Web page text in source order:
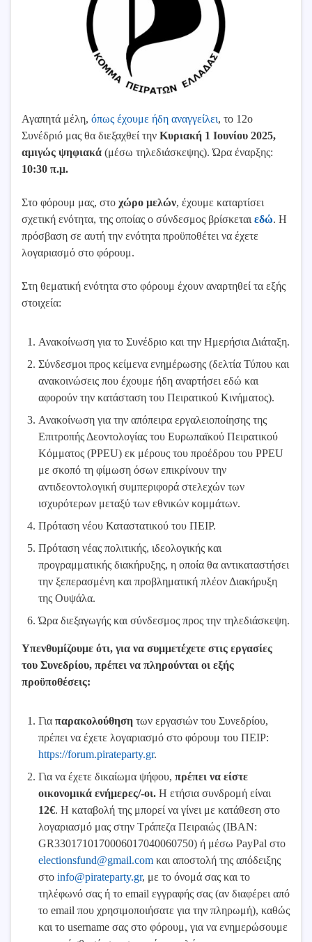
Αγαπητά μέλη, όπως έχουμε ήδη αναγγείλει, το 12ο
Συνέδριό μας θα διεξαχθεί την Κυριακή 1 Ιουνίου 2025,
αμιγώς ψηφιακά (μέσω τηλεδιάσκεψης). Ώρα έναρξης:
10:30 π.μ.
Στο φόρουμ μας, στο χώρο μελών, έχουμε καταρτίσει
σχετική ενότητα, της οποίας ο σύνδεσμος βρίσκεται εδώ. Η
πρόσβαση σε αυτή την ενότητα προϋποθέτει να έχετε
λογαριασμό στο φόρουμ.
Στη θεματική ενότητα στο φόρουμ έχουν αναρτηθεί τα εξής
στοιχεία:
Ανακοίνωση για το Συνέδριο και την Ημερήσια Διάταξη.
Σύνδεσμοι προς κείμενα ενημέρωσης (δελτία Τύπου και
ανακοινώσεις που έχουμε ήδη αναρτήσει εδώ και
αφορούν την κατάσταση του Πειρατικού Κινήματος).
Ανακοίνωση για την απόπειρα εργαλειοποίησης της
Επιτροπής Δεοντολογίας του Ευρωπαϊκού Πειρατικού
Κόμματος (PPEU) εκ μέρους του προέδρου του PPEU
με σκοπό τη φίμωση όσων επικρίνουν την
αντιδεοντολογική συμπεριφορά στελεχών των
ισχυρότερων μεταξύ των εθνικών κομμάτων.
Πρόταση νέου Καταστατικού του ΠΕΙΡ.
Πρόταση νέας πολιτικής, ιδεολογικής και
προγραμματικής διακήρυξης, η οποία θα αντικαταστήσει
την ξεπερασμένη και προβληματική πλέον Διακήρυξη
της Ουψάλα.
Ώρα διεξαγωγής και σύνδεσμος προς την τηλεδιάσκεψη.
Υπενθυμίζουμε ότι, για να συμμετέχετε στις εργασίες
του Συνεδρίου, πρέπει να πληρούνται οι εξής
προϋποθέσεις:
Για παρακολούθηση των εργασιών του Συνεδρίου,
πρέπει να έχετε λογαριασμό στο φόρουμ του ΠΕΙΡ:
https://forum.pirateparty.gr.
Για να έχετε δικαίωμα ψήφου, πρέπει να είστε
οικονομικά ενήμερες/-οι. Η ετήσια συνδρομή είναι
12€. Η καταβολή της μπορεί να γίνει με κατάθεση στο
λογαριασμό μας στην Τράπεζα Πειραιώς (IBAN:
GR3301710170006017040060750) ή μέσω PayPal στο
electionsfund@gmail.com και αποστολή της απόδειξης
στο info@pirateparty.gr, με το όνομά σας και το
τηλέφωνό σας ή το email εγγραφής σας (αν διαφέρει από
το email που χρησιμοποιήσατε για την πληρωμή), καθώς
και το username σας στο φόρουμ, για να ενημερώσουμε